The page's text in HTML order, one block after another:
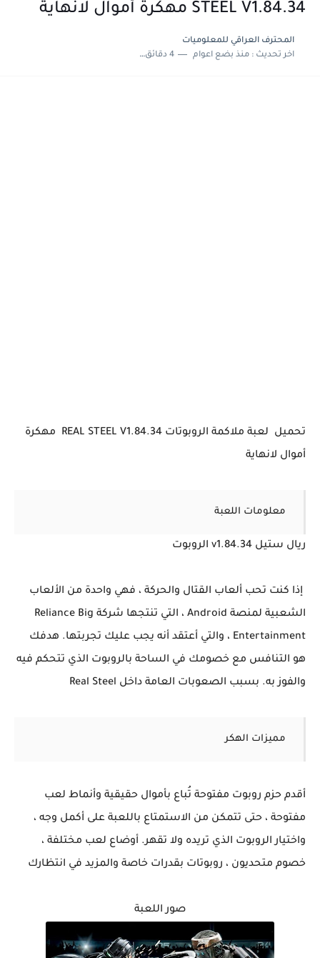
STEEL V1.84.34 مهكرة أموال لانهاية
المحترف العراقي للمعلوميات‎
اخر تحديث :منذ بضع اعوام 4 دقائق للقراءة
تحميل لعبة ملاكمة الروبوتات REAL STEEL V1.84.34 مهكرة
أموال لانهاية
معلومات اللعبة
ريال ستيل v1.84.34 الروبوت
إذا كنت تحب ألعاب القتال والحركة ، فهي واحدة من الألعاب
الشعبية لمنصة Android ، التي تنتجها شركة Reliance Big
Entertainment ، والتي أعتقد أنه يجب عليك تجربتها. هدفك
هو التنافس مع خصومك في الساحة بالروبوت الذي تتحكم فيه
والفوز به. بسبب الصعوبات العامة داخل Real Steel
مميزات الهكر
أقدم حزم روبوت مفتوحة تُباع بأموال حقيقية وأنماط لعب
مفتوحة ، حتى تتمكن من الاستمتاع باللعبة على أكمل وجه ،
واختيار الروبوت الذي تريده ولا تقهر. أوضاع لعب مختلفة ،
خصوم متحديون ، روبوتات بقدرات خاصة والمزيد في انتظارك
صور اللعبة